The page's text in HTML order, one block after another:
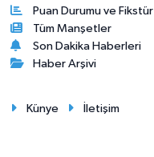
Puan Durumu ve Fikstür
Tüm Manşetler
Son Dakika Haberleri
Haber Arşivi
Künye İletişim